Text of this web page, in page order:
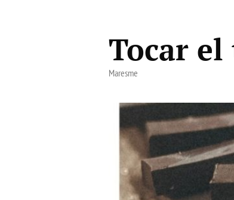
Tocar
Maresme